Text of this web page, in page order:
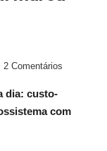
2 ComentáriosEm
Samsung:
dia: custo-
com